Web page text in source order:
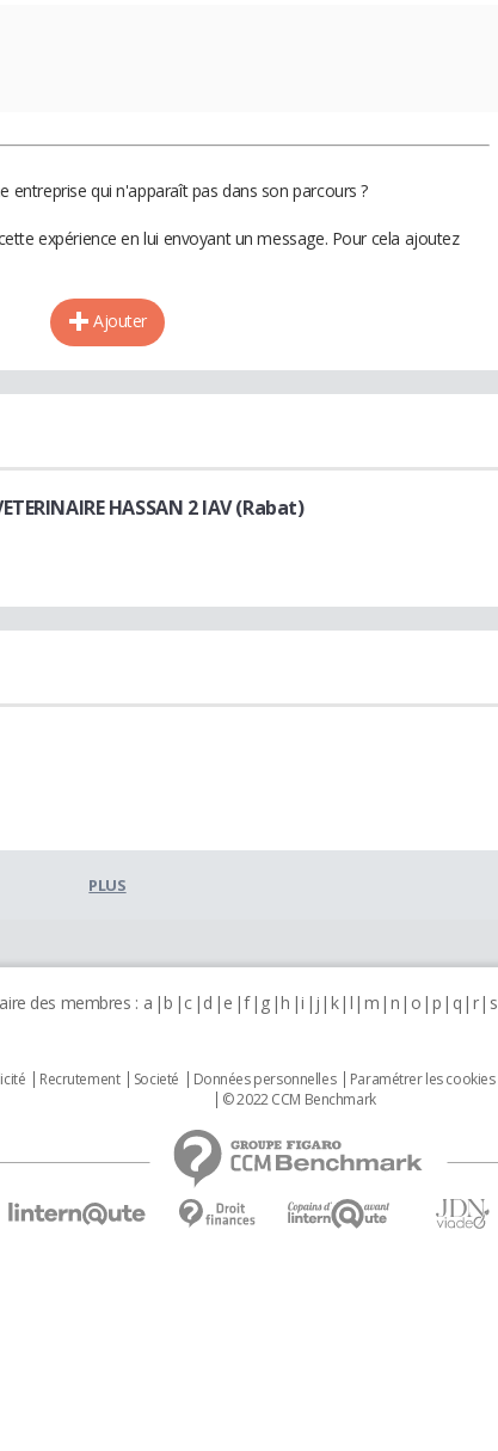
entreprise qui n'apparaît pas dans son parcours ?
expérience en lui envoyant un message. Pour cela ajoutez
Ajouter
HASSAN 2 IAV (Rabat)
PLUS
des membres : a b c d e f g h i j k l m n o p q r s
Recrutement Societé Données personnelles Paramétrer les cookies
© 2022 CCM Benchmark